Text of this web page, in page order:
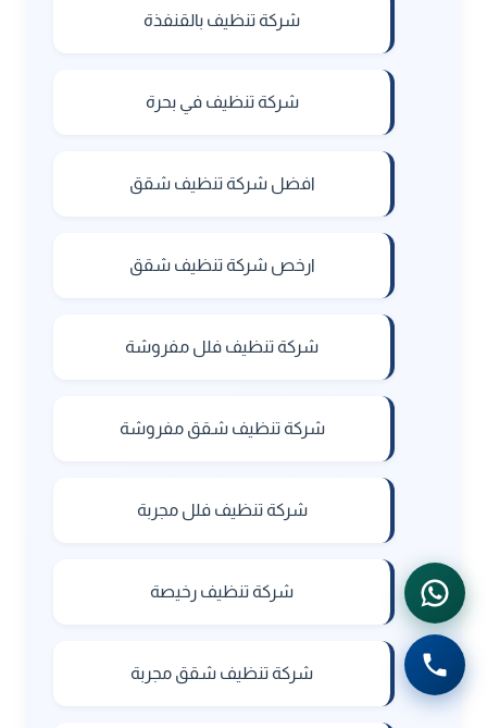
شركة تنظيف بالقنفذة
شركة تنظيف في بحرة
افضل شركة تنظيف شقق
ارخص شركة تنظيف شقق
شركة تنظيف فلل مفروشة
شركة تنظيف شقق مفروشة
شركة تنظيف فلل مجربة
شركة تنظيف رخيصة
شركة تنظيف شقق مجربة